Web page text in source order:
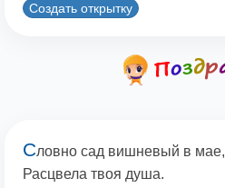
Создать открытку
Словно сад вишневый в мае,
Расцвела твоя душа.